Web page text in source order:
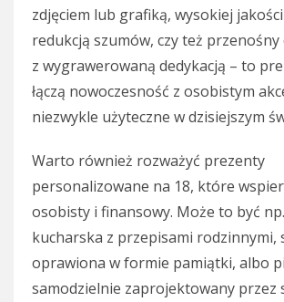
zdjęciem lub grafiką, wysokiej jakości
redukcją szumów, czy też
z wygrawerowaną dedykacją – to
łączą nowoczesność z osobistym
niezwykle użyteczne w dzisiejszym
Warto również rozważyć prezenty
personalizowane na 18, które
osobisty i finansowy. Może to być
kucharska z przepisami rodzinnymi,
oprawiona w formie pamiątki, albo
samodzielnie zaprojektowany przez